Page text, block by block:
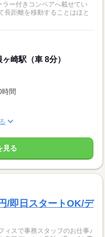
ー付きコンベアへ載せてい
崎駅（車 8分）
時間
見る
/即日スタートOK/デ
ィスで事務スタッフのお仕事♪